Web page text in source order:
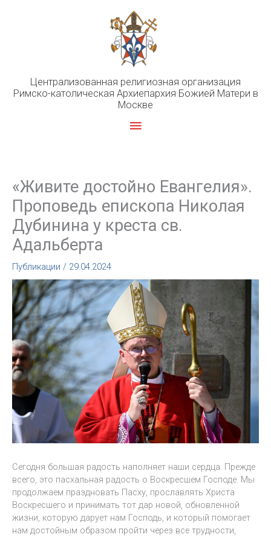
Централизованная религиозная организация
Римско-католическая Архиепархия Божией Матери в
Москве
Главное
«Живите достойно Евангелия».
Проповедь епископа Николая
Дубинина у креста св.
Адальберта
Публикации / 29.04.2024
Сегодня большая радость наполняет наши сердца. Прежде
всего, это пасхальная радость о Воскресшем Господе. Мы
продолжаем праздновать Пасху, прославлять Христа
Воскресшего и принимать тот дар новой, обновленной
жизни, которую дарует нам Господь, и который помогает
нам достойным образом пройти через все трудности,